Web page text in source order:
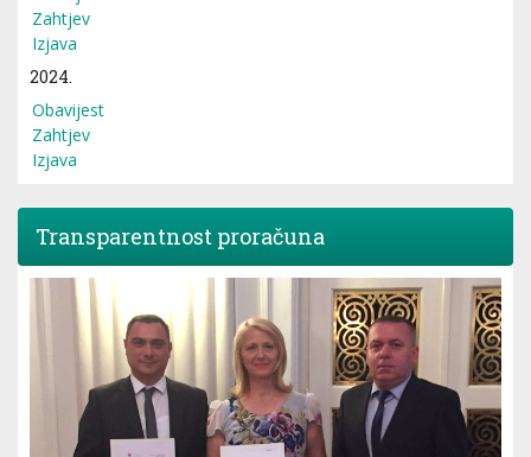
Zahtjev
Izjava
2024.
Obavijest
Zahtjev
Izjava
Transparentnost proračuna